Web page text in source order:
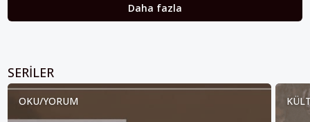
Daha fazla
SERILER
OKU/YORUM